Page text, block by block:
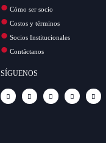
Cómo ser socio
Costos y términos
Socios Institucionales
Contáctanos
SÍGUENOS